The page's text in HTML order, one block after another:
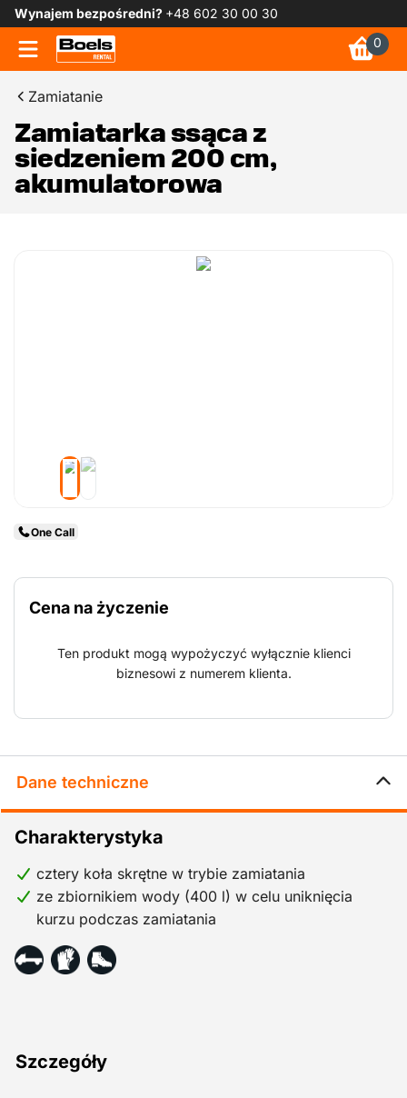
Wynajem bezpośredni? +48 602 30 00 30
0
Zamiatanie
Zamiatarka ssąca z
siedzeniem 200 cm,
akumulatorowa
One Call
Cena na życzenie
Ten produkt mogą wypożyczyć wyłącznie klienci
biznesowi z numerem klienta.
Dane techniczne
Szczegóły
Charakterystyka
cztery koła skrętne w trybie zamiatania
ze zbiornikiem wody (400 l) w celu uniknięcia
kurzu podczas zamiatania